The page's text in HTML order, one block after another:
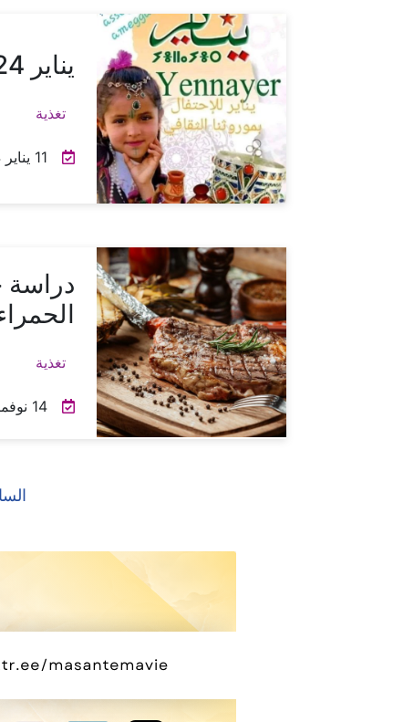
يناير 2024: الالتزام بالتعليمات الوقائية
تغذية
11 يناير 2024
دراسة
تغذية
14 نوفمبر 2023